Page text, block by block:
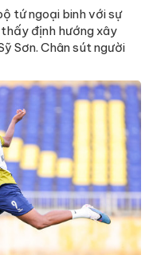
tứ ngoại binh với sự
định hướng xây
Sơn. Chân sút người